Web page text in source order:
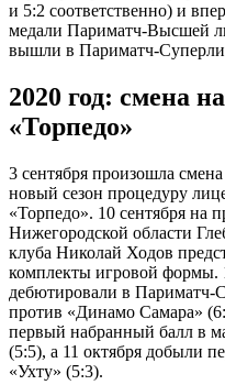
и 5:2 соответственно) и
медали Париматч-Высшей
вышли в Париматч-
2020 год: смена
«Торпедо»
3 сентября произошла
новый сезон процедуру
«Торпедо». 10 сентября на
Нижегородской области
клуба Николай Ходов
комплекты игровой формы.
дебютировали в Париматч-
против «Динамо Самара»
первый набранный балл в
(5:5), а 11 октября добыли
«Ухту» (5:3).